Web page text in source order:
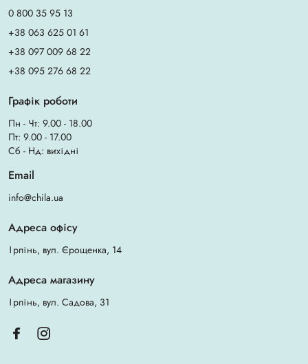
0 800 35 95 13
+38 063 625 01 61
+38 097 009 68 22
+38 095 276 68 22
Графік роботи
Пн - Чт: 9.00 - 18.00
Пт: 9.00 - 17.00
Сб - Нд: вихідні
Email
info@chila.ua
Адреса офісу
Ірпінь, вул. Єрощенка, 14
Адреса магазину
Ірпінь, вул. Садова, 31